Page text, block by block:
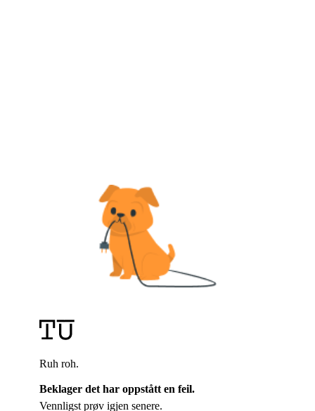
Ruh roh.
Beklager det har oppstått en feil.
Vennligst prøv igjen senere.